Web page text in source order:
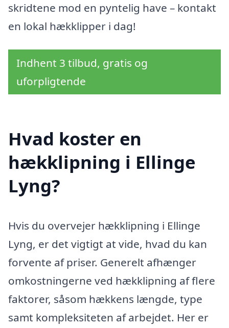
skridtene mod en pyntelig have – kontakt
en lokal hækklipper i dag!
Indhent 3 tilbud, gratis og
uforpligtende
Hvad koster en
hækklipning i Ellinge
Lyng?
Hvis du overvejer hækklipning i Ellinge
Lyng, er det vigtigt at vide, hvad du kan
forvente af priser. Generelt afhænger
omkostningerne ved hækklipning af flere
faktorer, såsom hækkens længde, type
samt kompleksiteten af arbejdet. Her er